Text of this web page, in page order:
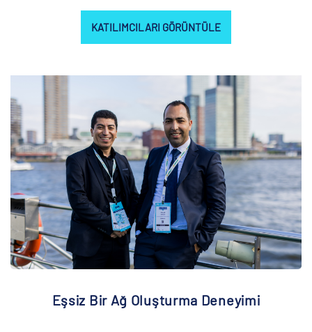
KATILIMCILARI GÖRÜNTÜLE
Eşsiz Bir Ağ Oluşturma Deneyimi